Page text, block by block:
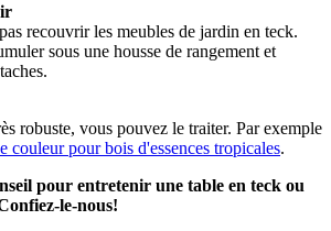
recouvrir les meubles de jardin en teck.
sous une housse de rangement et
robuste, vous pouvez le traiter. Par exemple
couleur pour bois d'essences tropicales.
pour entretenir une table en teck ou
le-nous!